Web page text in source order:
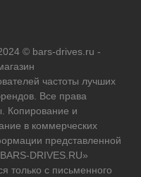
© bars-drives.ru -
частоты лучших
Все права
Копирование и
в коммерческих
представленной
DRIVES.RU»
только с письменного